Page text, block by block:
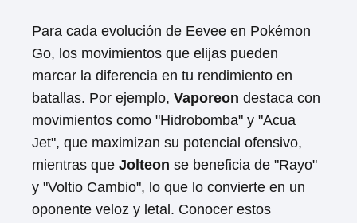
Para cada evolución de Eevee en Pokémon
Go, los movimientos que elijas pueden
marcar la diferencia en tu rendimiento en
batallas. Por ejemplo, Vaporeon destaca con
movimientos como "Hidrobomba" y "Acua
Jet", que maximizan su potencial ofensivo,
mientras que Jolteon se beneficia de "Rayo"
y "Voltio Cambio", lo que lo convierte en un
oponente veloz y letal. Conocer estos